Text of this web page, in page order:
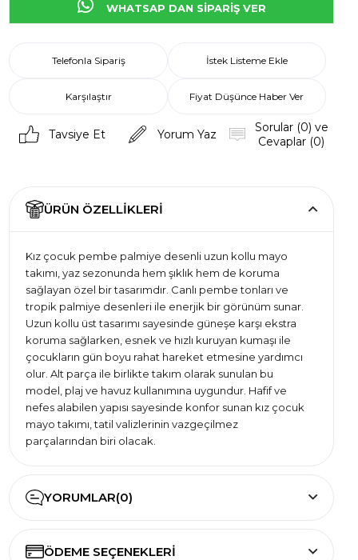
WHATSAP DAN SİPARİŞ VER
Telefonla Sipariş İstek Listeme Ekle
Karşılaştır Fiyat Düşünce Haber Ver
Tavsiye Et Yorum Yaz
Sorular (0) ve
Cevaplar (0)
ÜRÜN ÖZELLIKLERI
Kız çocuk pembe palmiye desenli uzun kollu mayo
takımı, yaz sezonunda hem şıklık hem de koruma
sağlayan özel bir tasarımdır. Canlı pembe tonları ve
tropik palmiye desenleri ile enerjik bir görünüm sunar.
Uzun kollu üst tasarımı sayesinde güneşe karşı ekstra
koruma sağlarken, esnek ve hızlı kuruyan kumaşı ile
çocukların gün boyu rahat hareket etmesine yardımcı
olur. Alt parça ile birlikte takım olarak sunulan bu
model, plaj ve havuz kullanımına uygundur. Hafif ve
nefes alabilen yapısı sayesinde konfor sunan kız çocuk
mayo takımı, tatil valizlerinin vazgeçilmez
parçalarından biri olacak.
YORUMLAR(0)
ÖDEME SEÇENEKLERI